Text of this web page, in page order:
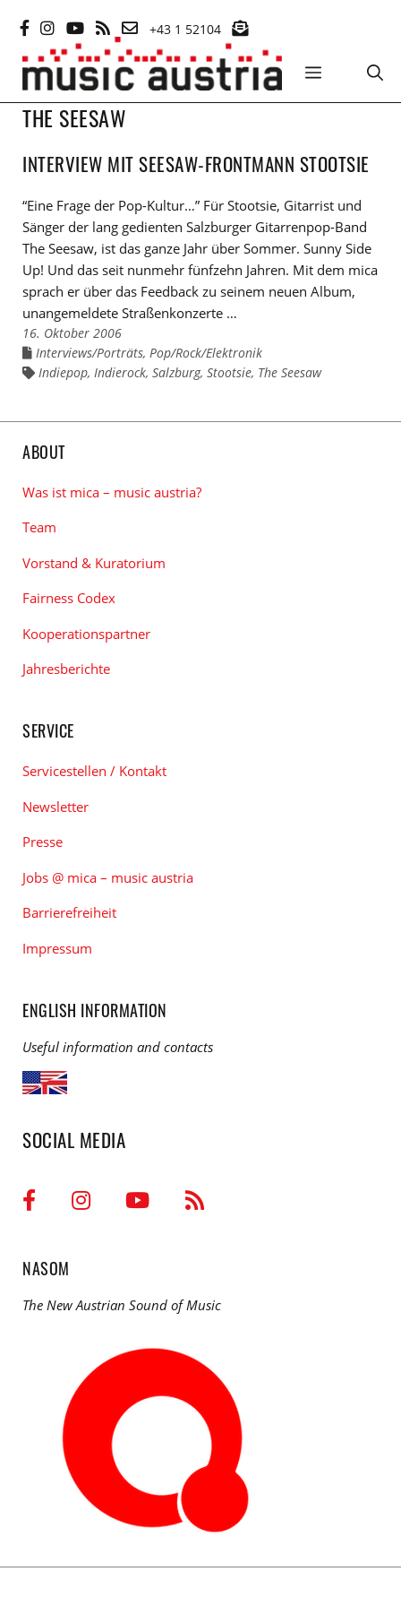
Inhalt
springen
+43 1 52104
MENÜ
THE SEESAW
INTERVIEW MIT SEESAW-FRONTMANN STOOTSIE
“Eine Frage der Pop-Kultur…” Für Stootsie, Gitarrist und
Sänger der lang gedienten Salzburger Gitarrenpop-Band
The Seesaw, ist das ganze Jahr über Sommer. Sunny Side
Up! Und das seit nunmehr fünfzehn Jahren. Mit dem mica
sprach er über das Feedback zu seinem neuen Album,
unangemeldete Straßenkonzerte …
16. Oktober 2006
Links
den
Interviews/Porträts, Pop/Rock/Elektronik
Links
Indiepop, Indierock, Salzburg, Stootsie, The Seesaw
ABOUT
Was ist mica – music austria?
Team
Vorstand & Kuratorium
Fairness Codex
Kooperationspartner
Jahresberichte
SERVICE
Servicestellen / Kontakt
Newsletter
Presse
Jobs @ mica – music austria
Barrierefreiheit
Impressum
ENGLISH INFORMATION
Useful information and contacts
SOCIAL MEDIA
NASOM
The New Austrian Sound of Music